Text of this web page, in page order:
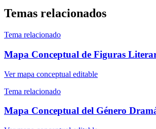
Temas relacionados
Tema relacionado
Mapa Conceptual de Figuras
Ver mapa conceptual editable
Tema relacionado
Mapa Conceptual del Género